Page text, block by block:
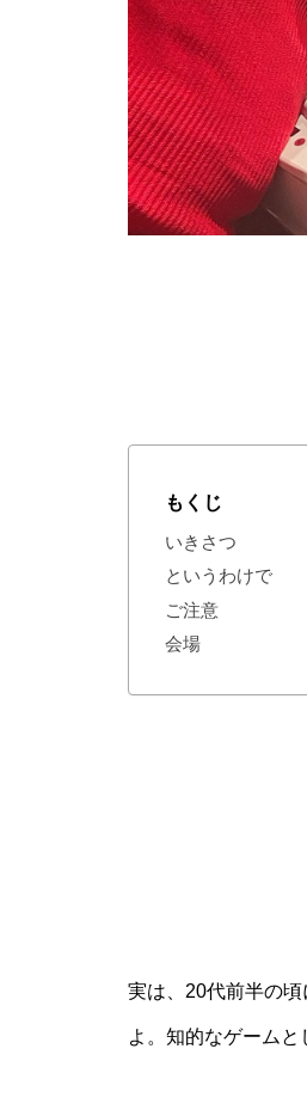
もくじ
いきさつ
というわけで
ご注意
会場
実は、20代前半の
よ。知的なゲームと